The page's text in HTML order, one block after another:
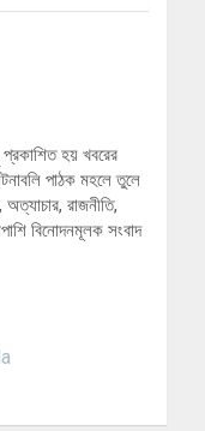
প্রকাশিত হয় খবরের
পাঠক মহলে তুলে
রাজনীতি,
বিনোদনমূলক সংবাদ